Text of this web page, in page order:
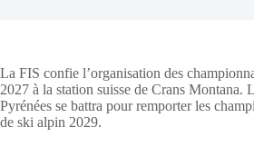
La FIS confie l’organisation des
2027 à la station suisse de Crans Montana.
Pyrénées se battra pour remporter les
de ski alpin 2029.